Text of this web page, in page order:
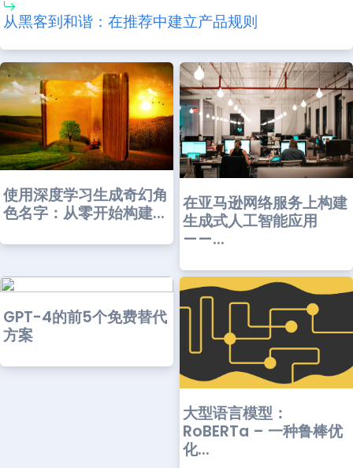
从黑客到和谐：在推荐中建立产品规则
使用深度学习生成奇幻角
色名字：从零开始构建...
在亚马逊网络服务上构建
生成式人工智能应用
——...
GPT-4的前5个免费替代
方案
大型语言模型：
RoBERTa – 一种鲁棒优
化...